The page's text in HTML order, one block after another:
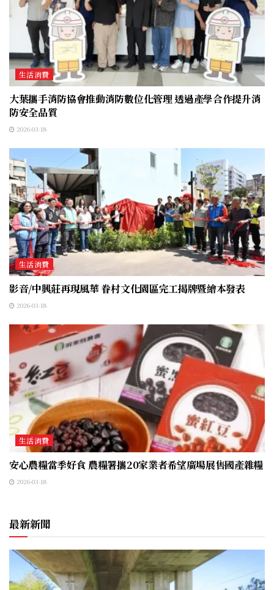
生活消費
大葉攜手消防協會推動消防數位化管理 透過產學合作提升消
防安全品質
2026-03-18
生活消費
影音/中興莊再現風華 眷村文化園區完工揭牌暨繪本發表
2026-03-18
生活消費
安心農糧當季好食 農糧署攜20家業者希望廣場展售國產雜糧
2026-03-18
最新新聞